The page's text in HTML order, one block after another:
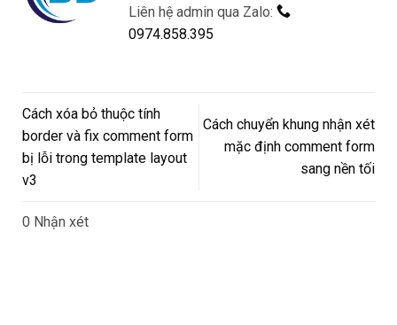
Liên hệ admin qua Zalo:
0974.858.395
Cách xóa bỏ thuộc tính
border và fix comment form
bị lỗi trong template layout
v3
Cách chuyển khung nhận xét
mặc định comment form
sang nền tối
0 Nhận xét